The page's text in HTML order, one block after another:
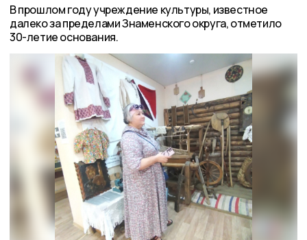
В прошлом году учреждение культуры, известное
далеко за пределами Знаменского округа, отметило
30-летие основания.